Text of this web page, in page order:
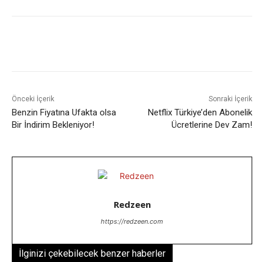
Önceki İçerik
Benzin Fiyatına Ufakta olsa
Bir İndirim Bekleniyor!
Sonraki İçerik
Netflix Türkiye’den Abonelik
Ücretlerine Dev Zam!
Redzeen
https://redzeen.com
İlginizi çekebilecek benzer haberler